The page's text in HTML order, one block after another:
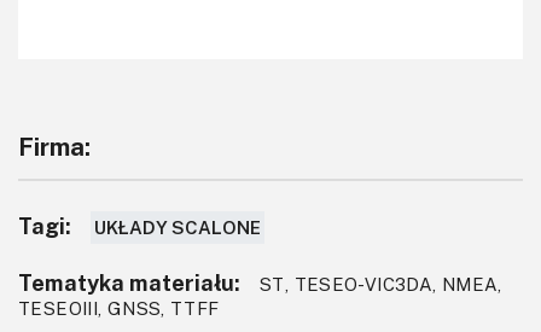
Firma:
Tagi: UKŁADY SCALONE
Tematyka materiału:
ST, TESEO-VIC3DA, NMEA,
TESEOIII, GNSS, TTFF